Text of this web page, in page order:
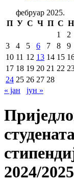
фебруар 2025.
П У С Ч П С Н
1
2
3
4 5 6 7 8
9
10 11 12 13 14 15
17 18 19 20 21 22
24 25 26 27 28
« јан
јун »
2024/